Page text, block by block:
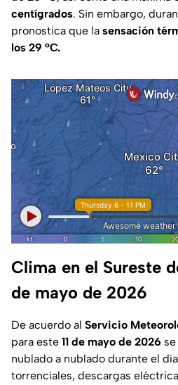
centígrados. Sin embargo,
pronostica que la sensación
los 29 °C.
Clima en el Sureste
de mayo de 2026
De acuerdo al Servicio
para este 11 de mayo de 2026
nublado a nublado durante el
torrenciales, descargas